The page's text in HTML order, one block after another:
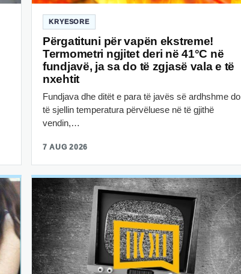
KRYESORE
Përgatituni për vapën ekstreme!
Termometri ngjitet deri në 41°C në
fundjavë, ja sa do të zgjasë vala e të
nxehtit
Fundjava dhe ditët e para të javës së ardhshme do
të sjellin temperatura përvëluese në të gjithë
vendin,…
7 AUG 2026